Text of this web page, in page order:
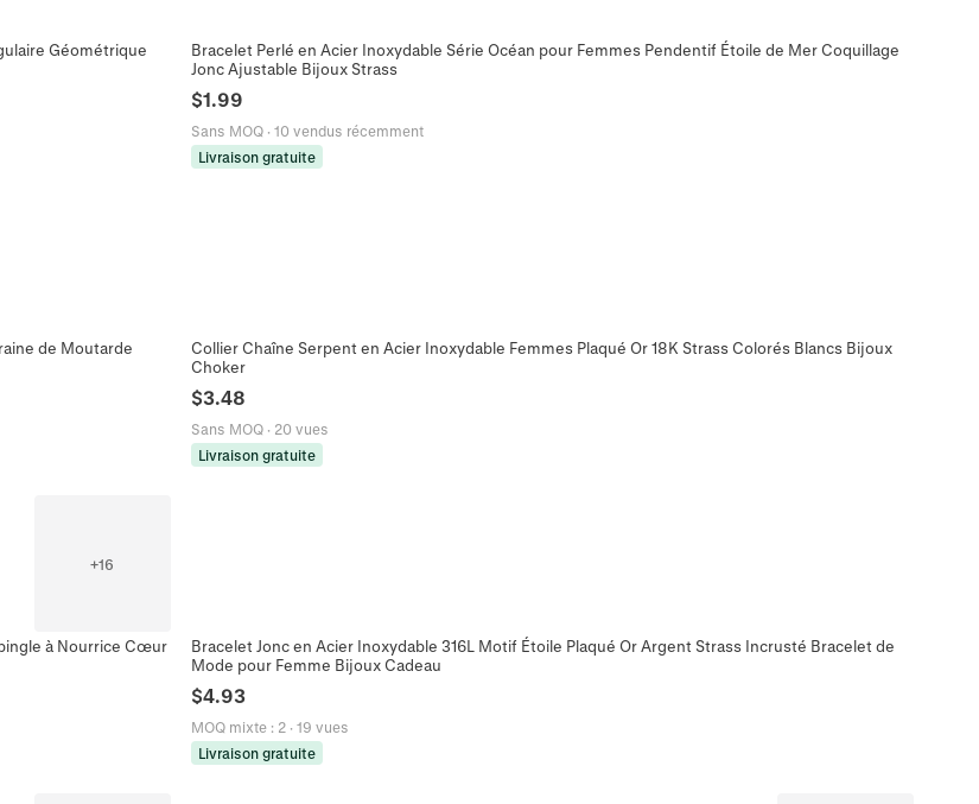
Géométrique
Bracelet Perlé en Acier Inoxydable Série Océan pour Femmes Pendentif Étoile de Mer Coquillage
Jonc Ajustable Bijoux Strass
$1.99
Sans MOQ · 10 vendus récemment
Livraison gratuite
de Moutarde
Collier Chaîne Serpent en Acier Inoxydable Femmes Plaqué Or 18K Strass Colorés Blancs Bijoux
Choker
$3.48
Sans MOQ · 20 vues
Livraison gratuite
+16
à Nourrice Cœur
Bracelet Jonc en Acier Inoxydable 316L Motif Étoile Plaqué Or Argent Strass Incrusté Bracelet de
Mode pour Femme Bijoux Cadeau
$4.93
MOQ mixte : 2 · 19 vues
Livraison gratuite